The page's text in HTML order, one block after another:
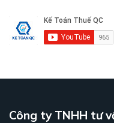
Công ty TNHH tư